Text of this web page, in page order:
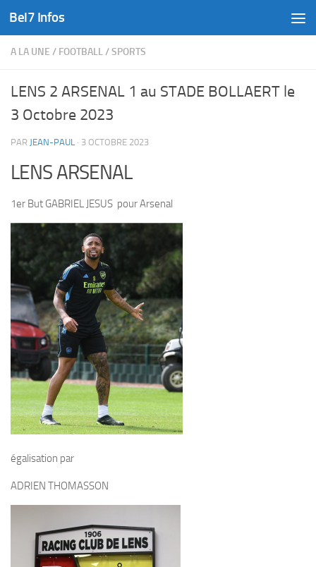
Skip to content
Bel7 Infos
A LA UNE / FOOTBALL/SPORTS
LENS 2 ARSENAL 1 au STADE BOLLAERT le
3 Octobre 2023
PAR JEAN-PAUL · 3 OCTOBRE 2023
LENS ARSENAL
1er But GABRIEL JESUS pour Arsenal
égalisation par
ADRIEN THOMASSON